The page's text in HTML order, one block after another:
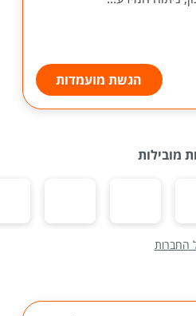
הגשת מועמדות
מובילות
החברות